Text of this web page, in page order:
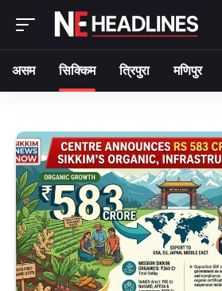
असम सिक्किम त्रिपुरा मणिपुर